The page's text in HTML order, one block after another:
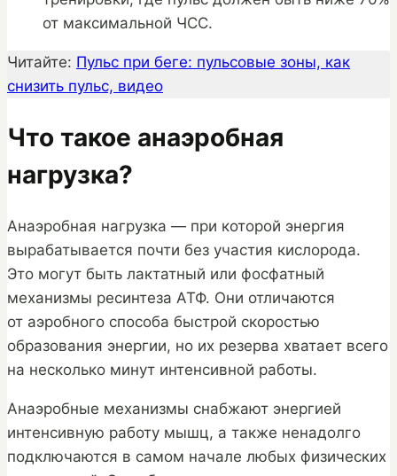
от максимальной ЧСС.
Читайте: Пульс при беге: пульсовые зоны, как
снизить пульс, видео
Что такое анаэробная
нагрузка?
Анаэробная нагрузка — при которой энергия
вырабатывается почти без участия кислорода.
Это могут быть лактатный или фосфатный
механизмы ресинтеза АТФ. Они отличаются
от аэробного способа быстрой скоростью
образования энергии, но их резерва хватает всего
на несколько минут интенсивной работы.
Анаэробные механизмы снабжают энергией
интенсивную работу мышц, а также ненадолго
подключаются в самом начале любых физических